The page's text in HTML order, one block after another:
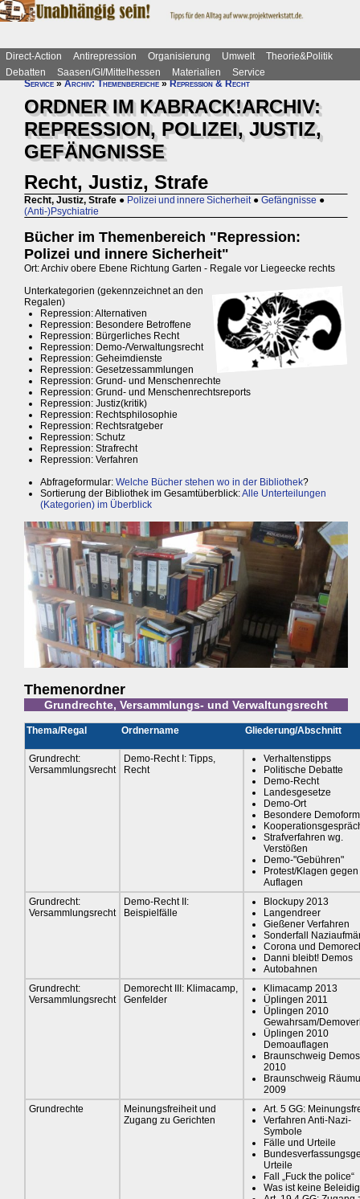
Direct-Action Antirepression Organisierung Umwelt
Theorie&Politik
Debatten
Saasen/GI/Mittelhessen Materialien
Service
Service»Archiv: Themenbereiche»Repression & Recht
ORDNER IM KABRACK!ARCHIV:
REPRESSION, POLIZEI, JUSTIZ,
GEFÄNGNISSE
Recht, Justiz, Strafe
Recht, Justiz, Strafe ● Polizei und innere Sicherheit ● Gefängnisse ●
(Anti-)Psychiatrie
Bücher im Themenbereich "Repression:
Polizei und innere Sicherheit"
Ort: Archiv obere Ebene Richtung Garten - Regale vor Liegeecke rechts
Unterkategorien (gekennzeichnet an den
Regalen)
Repression: Alternativen
Repression: Besondere Betroffene
Repression: Bürgerliches Recht
Repression: Demo-/Verwaltungsrecht
Repression: Geheimdienste
Repression: Gesetzessammlungen
Repression: Grund- und Menschenrechte
Repression: Grund- und Menschenrechtsreports
Repression: Justiz(kritik)
Repression: Rechtsphilosophie
Repression: Rechtsratgeber
Repression: Schutz
Repression: Strafrecht
Repression: Verfahren
Abfrageformular: Welche Bücher stehen wo in der Bibliothek?
Sortierung der Bibliothek im Gesamtüberblick:Alle Unterteilungen
(Kategorien) im Überblick
Themenordner
Grundrechte, Versammlungs- und Verwaltungsrecht
Thema/Regal Ordnername Gliederung/Abschnitt
Grundrecht:
Versammlungsrecht
Demo-Recht I: Tipps,
Recht
Verhaltenstipps
Politische Debatte
Demo-Recht
Landesgesetze
Demo-Ort
Besondere
Strafverfahren wg.
Verstößen
Demo-"Gebühren"
Protest/Klagen gegen
Auflagen
Grundrecht:
Versammlungsrecht
Demo-Recht II:
Beispielfälle
Blockupy 2013
Langendreer
Gießener Verfahren
Sonderfall
Corona und
Danni bleibt! Demos
Autobahnen
Grundrecht:
Versammlungsrecht
Demorecht III: Klimacamp,
Genfelder
Klimacamp 2013
Üplingen 2011
Üplingen 2010
Gewahrsam/
Üplingen 2010
Demoauflagen
Braunschweig Demos
2010
Braunschweig
2009
Grundrechte
Meinungsfreiheit und
Zugang zu Gerichten
Art. 5 GG:
Verfahren Anti-Nazi-
Symbole
Fälle und Urteile
Urteile
Fall „Fuck the police“
Was ist keine